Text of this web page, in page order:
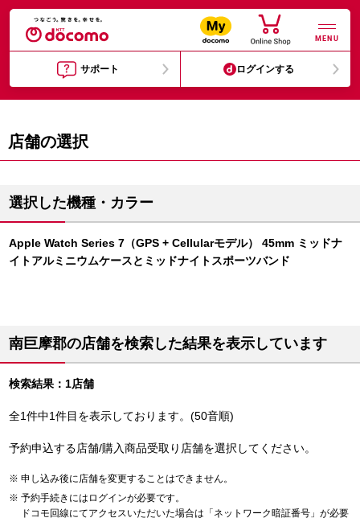
MENU
サポート ログインする
店舗の選択
選択した機種・カラー
Apple Watch Series 7（GPS + Cellularモデル） 45mm ミッドナ
イトアルミニウムケースとミッドナイトスポーツバンド
南巨摩郡の店舗を検索した結果を表示しています
検索結果：1店舗
全1件中1件目を表示しております。(50音順)
予約申込する店舗/購入商品受取り店舗を選択してください。
申し込み後に店舗を変更することはできません。
予約手続きにはログインが必要です。
ドコモ回線にてアクセスいただいた場合は「ネットワーク暗証番号」が必要